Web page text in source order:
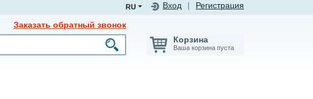
Вход Регистрация
RU
Заказать обратный звонок
Корзина
Ваша корзина пуста